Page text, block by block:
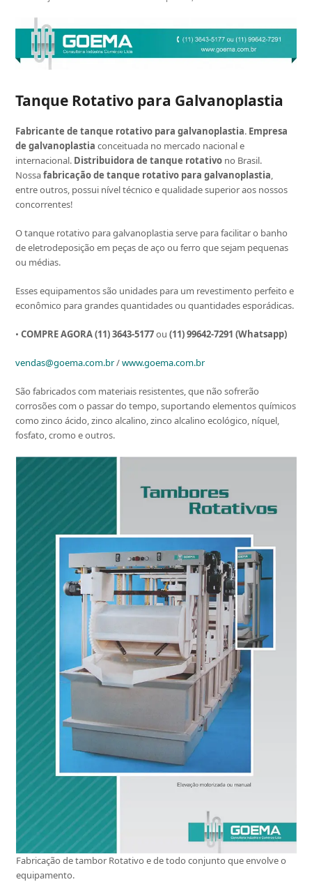
Tanque Rotativo para Galvanoplastia
Fabricante de tanque rotativo para galvanoplastia. Empresa
de galvanoplastiaconceituada no mercado nacional e
internacional. Distribuidora de tanque rotativo no Brasil.
Nossafabricação de tanque rotativo para galvanoplastia,
entre outros, possui nível técnico e qualidade superior aos nossos
concorrentes!
O tanque rotativo para galvanoplastia serve para facilitar o banho
de eletrodeposição em peças de aço ou ferro que sejam pequenas
ou médias.
Esses equipamentos são unidades para um revestimento perfeito e
econômico para grandes quantidades ou quantidades esporádicas.
•COMPRE AGORA (11) 3643-5177ou(11) 99642-7291 (Whatsapp)
vendas@goema.com.br/www.goema.com.br
São fabricados com materiais resistentes, que não sofrerão
corrosões com o passar do tempo, suportando elementos químicos
como zinco ácido, zinco alcalino, zinco alcalino ecológico, níquel,
fosfato, cromo e outros.
Fabricação de tambor Rotativo e de todo conjunto que envolve o
equipamento.